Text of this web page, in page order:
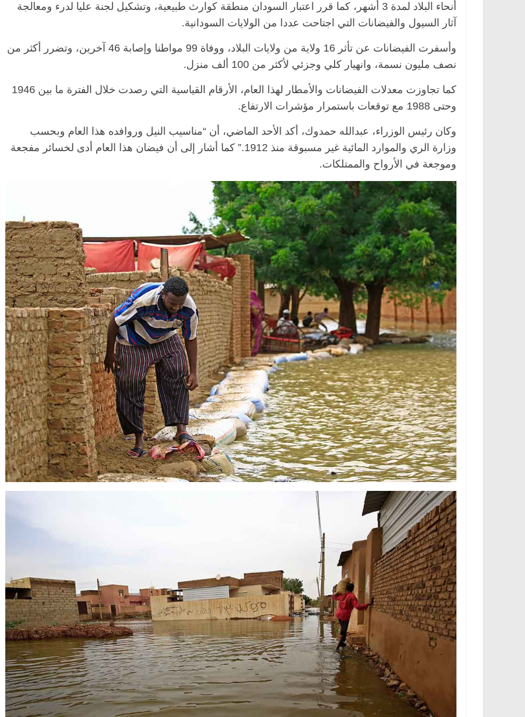
أنحاء البلاد لمدة 3 أشهر، كما قرر اعتبار السودان منطقة كوارث طبيعية، وتشكيل لجنة عليا لدرء ومعالجة
آثار السيول والفيضانات التي اجتاحت عددا من الولايات السودانية.
وأسفرت الفيضانات عن تأثر 16 ولاية من ولايات البلاد، ووفاة 99 مواطنا وإصابة 46 آخرين، وتضرر أكثر من
نصف مليون نسمة، وانهيار كلي وجزئي لأكثر من 100 ألف منزل.
كما تجاوزت معدلات الفيضانات والأمطار لهذا العام، الأرقام القياسية التي رصدت خلال الفترة ما بين 1946
وحتى 1988 مع توقعات باستمرار مؤشرات الارتفاع.
وكان رئيس الوزراء، عبدالله حمدوك، أكد الأحد الماضي، أن “مناسيب النيل وروافده هذا العام وبحسب
وزارة الري والموارد المائية غير مسبوقة منذ 1912.” كما أشار إلى أن فيضان هذا العام أدى لخسائر مفجعة
وموجعة في الأرواح والممتلكات.